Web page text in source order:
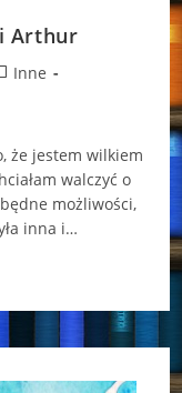
Arthur
Inne
jestem wilkiem
walczyć o
możliwości,
inna i…